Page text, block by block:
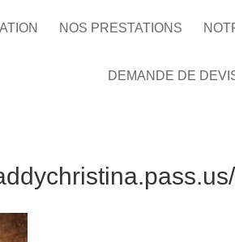
NOS PRESTATIONS
DEMANDE DE